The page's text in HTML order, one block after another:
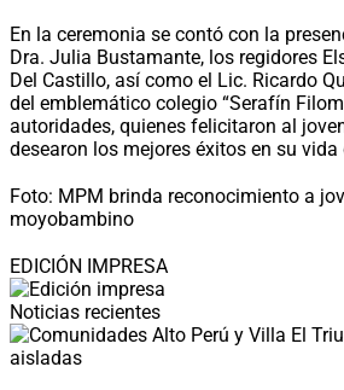
En la ceremonia se contó con la
Dra. Julia Bustamante, los regidores
Del Castillo, así como el Lic. Ricardo
del emblemático colegio “Serafín
autoridades, quienes felicitaron al
desearon los mejores éxitos en su vida
Foto: MPM brinda reconocimiento a
moyobambino
EDICIÓN IMPRESA
Noticias recientes